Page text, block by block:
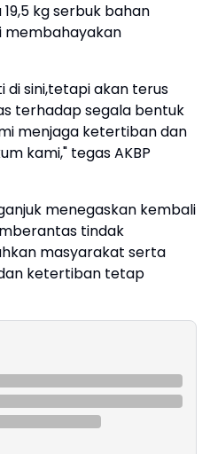
kg serbuk bahan
membahayakan
di sini,tetapi akan terus
terhadap segala bentuk
menjaga ketertiban dan
kami," tegas AKBP
menegaskan kembali
tindak
masyarakat serta
ketertiban tetap